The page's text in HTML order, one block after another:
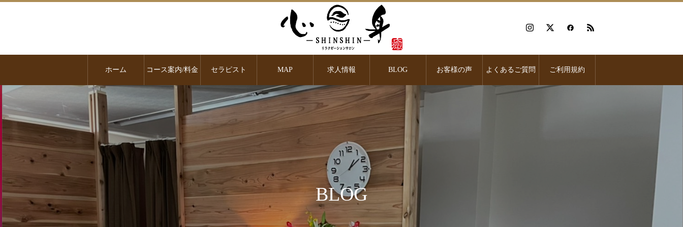
ホーム コース案内/料金 セラピスト MAP 求人情報 BLOG お客様の声 よくあるご質問 ご利用規約
BLOG